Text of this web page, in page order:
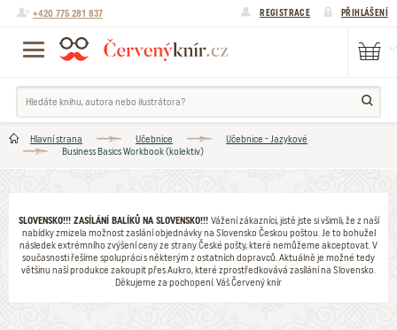
+420 775 281 837 REGISTRACE PŘIHLÁŠENÍ
Hlavní strana Učebnice
Učebnice - Jazykové
Business Basics Workbook (kolektiv)
SLOVENSKO!!! ZASÍLÁNÍ BALÍKŮ NA SLOVENSKO!!! Vážení zákazníci, jistě jste si všimli, že z naší
nabídky zmizela možnost zaslání objednávky na Slovensko Českou poštou. Je to bohužel
následek extrémního zvýšení ceny ze strany České pošty, které nemůžeme akceptovat. V
současnosti řešíme spolupráci s některým z ostatních dopravců. Aktuálně je možné tedy
většinu naší produkce zakoupit přes Aukro, které zprostředkovává zasílání na Slovensko.
Děkujeme za pochopení. Váš Červený knír